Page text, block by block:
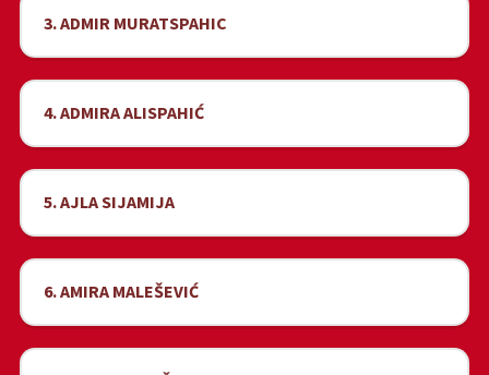
3. ADMIR MURATSPAHIC
4. ADMIRA ALISPAHIĆ
5. AJLA SIJAMIJA
6. AMIRA MALEŠEVIĆ